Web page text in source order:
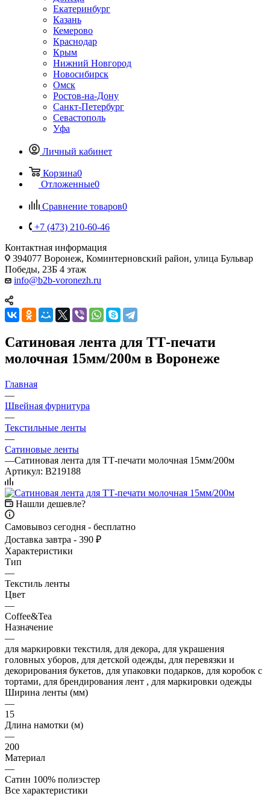
Екатеринбург
Казань
Кемерово
Краснодар
Крым
Нижний Новгород
Новосибирск
Омск
Ростов-на-Дону
Санкт-Петербург
Севастополь
Уфа
Личный кабинет
Корзина0
Отложенные0
Сравнение товаров0
+7 (473) 210-60-46
Контактная информация
394077 Воронеж, Коминтерновский район, улица Бульвар
Победы, 23Б​ 4 этаж
info@b2b-voronezh.ru
Сатиновая лента для ТТ-печати
молочная 15мм/200м в Воронеже
Главная
—
Швейная фурнитура
—
Текстильные ленты
—
Сатиновые ленты
—Сатиновая лента для ТТ-печати молочная 15мм/200м
Артикул: B219188
Нашли дешевле?
Самовывоз сегодня - бесплатно
Доставка завтра - 390 ₽
Характеристики
Тип
—
Текстиль ленты
Цвет
—
Coffee&Tea
Назначение
—
для маркировки текстиля, для декора, для украшения
головных уборов, для детской одежды, для перевязки и
декорирования букетов, для упаковки подарков, для коробок с
тортами, для брендирования лент , для маркировки одежды
Ширина ленты (мм)
—
15
Длина намотки (м)
—
200
Материал
—
Сатин 100% полиэстер
Все характеристики